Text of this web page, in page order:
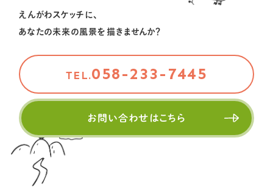
えんがわスケッチに、
あなたの未来の風景を描きませんか？
TEL.058-233-7445
お問い合わせはこちら